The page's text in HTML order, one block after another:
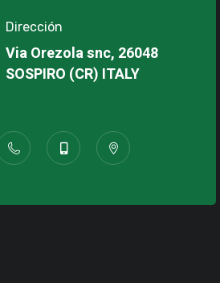
Dirección
Via Orezola snc, 26048
SOSPIRO (CR) ITALY